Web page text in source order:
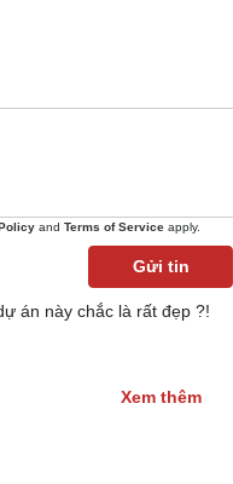
and Terms of Service apply.
Gửi tin
án này chắc là rất đẹp ?!
Xem thêm